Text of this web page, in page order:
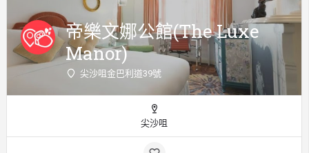
帝樂文娜公館(The Luxe
Manor)
尖沙咀金巴利道39號
尖沙咀